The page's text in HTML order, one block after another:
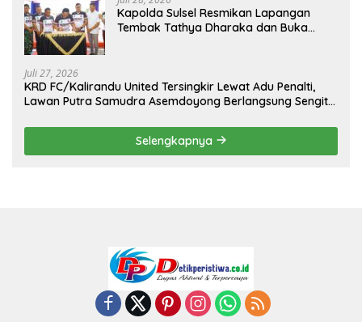
Kapolda Sulsel Resmikan Lapangan
Tembak Tathya Dharaka dan Buka
Juli 27, 2026
KRD FC/Kalirandu United Tersingkir Lewat Adu Penalti,
Lawan Putra Samudra Asemdoyong Berlangsung Sengit
Selengkapnya